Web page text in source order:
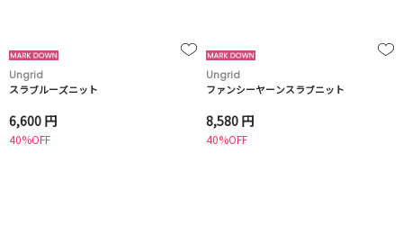
Ungrid
スラブルーズニット
6,600 円
40%OFF
Ungrid
ファンシーヤーンスラブニット
8,580 円
40%OFF